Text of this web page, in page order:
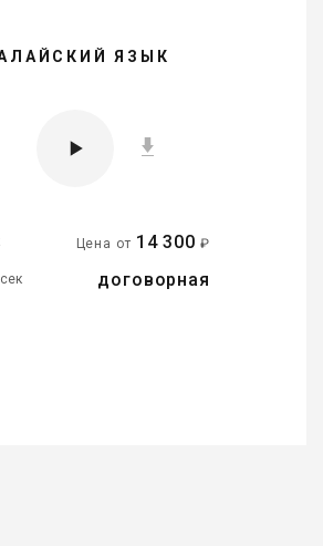
ЯЗЫК
Цена от 14 300 ₽
договорная